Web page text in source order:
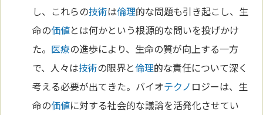
し、これらの技術は倫理的な問題も引き起こし、生
命の価値とは何かという根源的な問いを投げかけ
た。 医療の進歩により、生命の質が向上する一方
で、人々は技術の限界と倫理的な責任について深く
考える必要が出てきた。バイオテクノ ロジーは、生
命の価値に対する社会的な議論を活発化させてい